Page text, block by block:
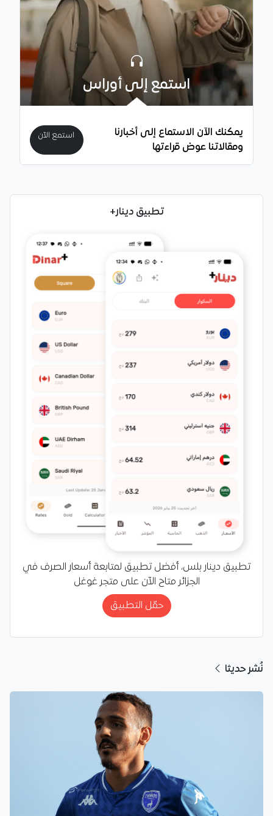
استمع إلى أوراس
يمكنك الآن الاستماع إلى أخبارنا
ومقالاتنا عوض قراءتها
استمع الآن
تطبيق دينار+
تطبيق دينار بلس، أفضل تطبيق لمتابعة أسعار الصرف في
الجزائر متاح الآن على متجر غوغل
حمّل التطبيق
نُشر حديثا